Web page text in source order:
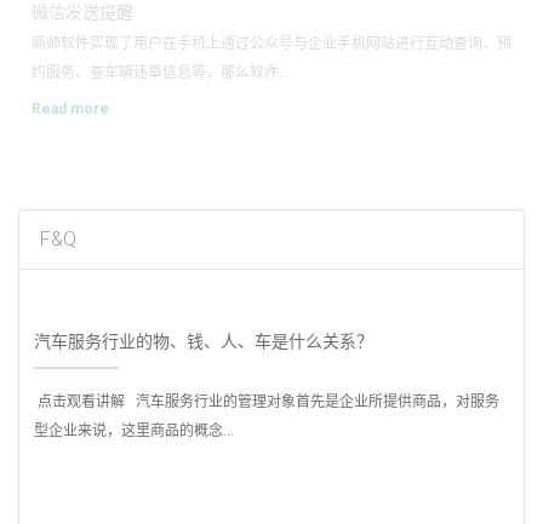
微信发送提醒
商帅软件实现了用户在手机上通过公众号与企业手机网站进行互动查询、预
约服务、查车辆违章信息等，那么软件...
Read more
F&Q
汽车服务行业的物、钱、人、车是什么关系？
点击观看讲解 汽车服务行业的管理对象首先是企业所提供商品，对服务
型企业来说，这里商品的概念...